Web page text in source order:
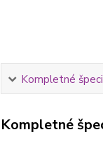
Kompletné
Kompletné